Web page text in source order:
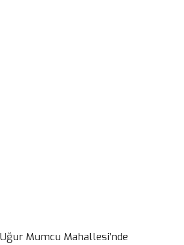
Mumcu Mahallesi’nde